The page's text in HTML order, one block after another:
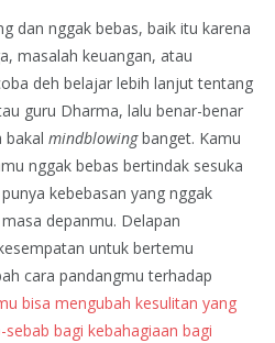
dan nggak bebas, baik itu karena
masalah keuangan, atau
deh belajar lebih lanjut tentang
guru Dharma, lalu benar-benar
bakal mindblowingbanget. Kamu
nggak bebas bertindak sesuka
kebebasan yang nggak
depanmu. Delapan
untuk bertemu
cara pandangmu terhadap
bisa mengubah kesulitan yang
bagi kebahagiaan bagi